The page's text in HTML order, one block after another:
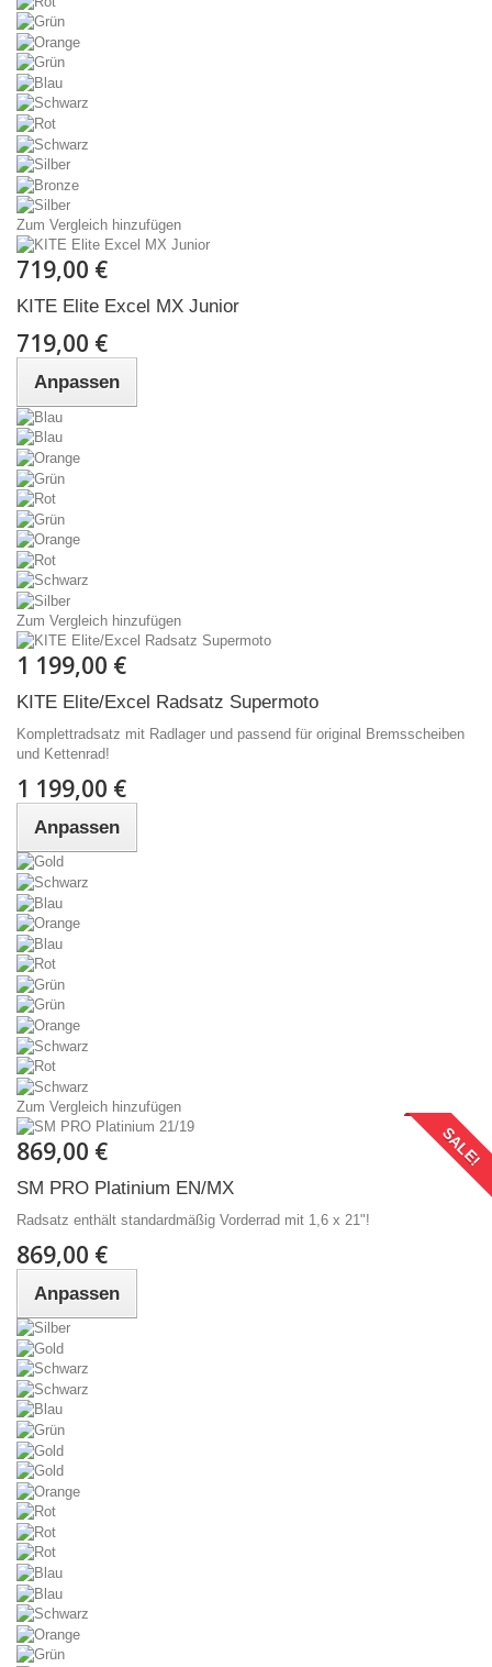
Zum Vergleich hinzufügen
719,00 €
KITE Elite Excel MX Junior
719,00 €
Anpassen
Zum Vergleich hinzufügen
1 199,00 €
KITE Elite/Excel Radsatz Supermoto
Komplettradsatz mit Radlager und passend für original Bremsscheiben
und Kettenrad!
1 199,00 €
Anpassen
Zum Vergleich hinzufügen
869,00 € SALE!
SM PRO Platinium EN/MX
Radsatz enthält standardmäßig Vorderrad mit 1,6 x 21"!
869,00 €
Anpassen